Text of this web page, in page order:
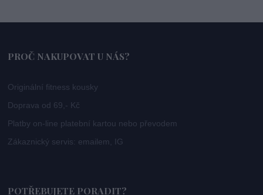
PROČ NAKUPOVAT U NÁS?
Originální fitness kousky
Doprava od 69,- Kč
Platby on-line platební kartou nebo převodem
Zákaznický servis: emailem, IG
POTŘEBUJETE PORADIT?